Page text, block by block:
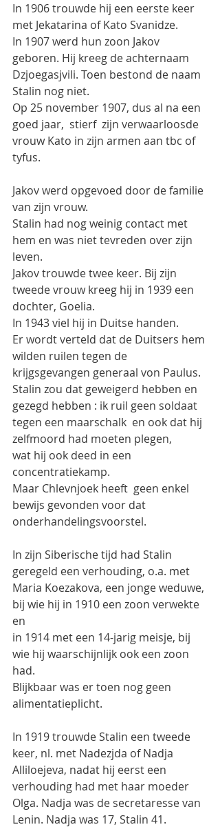
In 1906 trouwde hij een eerste keer
met Jekatarina of Kato Svanidze.
In 1907 werd hun zoon Jakov
geboren. Hij kreeg de achternaam
Dzjoegasjvili. Toen bestond de naam
Stalin nog niet.
Op 25 november 1907, dus al na een
goed jaar,  stierf  zijn verwaarloosde
vrouw Kato in zijn armen aan tbc of
tyfus.
Jakov werd opgevoed door de familie
van zijn vrouw.
Stalin had nog weinig contact met
hem en was niet tevreden over zijn
leven.
Jakov trouwde twee keer. Bij zijn
tweede vrouw kreeg hij in 1939 een
dochter, Goelia.
In 1943 viel hij in Duitse handen.
Er wordt verteld dat de Duitsers hem
wilden ruilen tegen de
krijgsgevangen generaal von Paulus.
Stalin zou dat geweigerd hebben en
gezegd hebben : ik ruil geen soldaat
tegen een maarschalk  en ook dat hij
zelfmoord had moeten plegen,
wat hij ook deed in een
concentratiekamp.
Maar Chlevnjoek heeft  geen enkel
bewijs gevonden voor dat
onderhandelingsvoorstel.
In zijn Siberische tijd had Stalin
geregeld een verhouding, o.a. met
Maria Koezakova, een jonge weduwe,
bij wie hij in 1910 een zoon verwekte
en
in 1914 met een 14-jarig meisje, bij
wie hij waarschijnlijk ook een zoon
had.
Blijkbaar was er toen nog geen
alimentatieplicht.
In 1919 trouwde Stalin een tweede
keer, nl. met Nadezjda of Nadja
Alliloejeva, nadat hij eerst een
verhouding had met haar moeder
Olga. Nadja was de secretaresse van
Lenin. Nadja was 17, Stalin 41.